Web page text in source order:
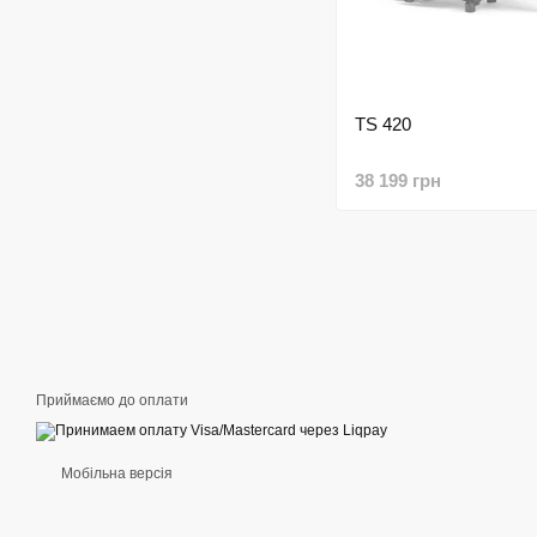
TS 420
38 199 грн
Приймаємо до оплати
Мобільна версія